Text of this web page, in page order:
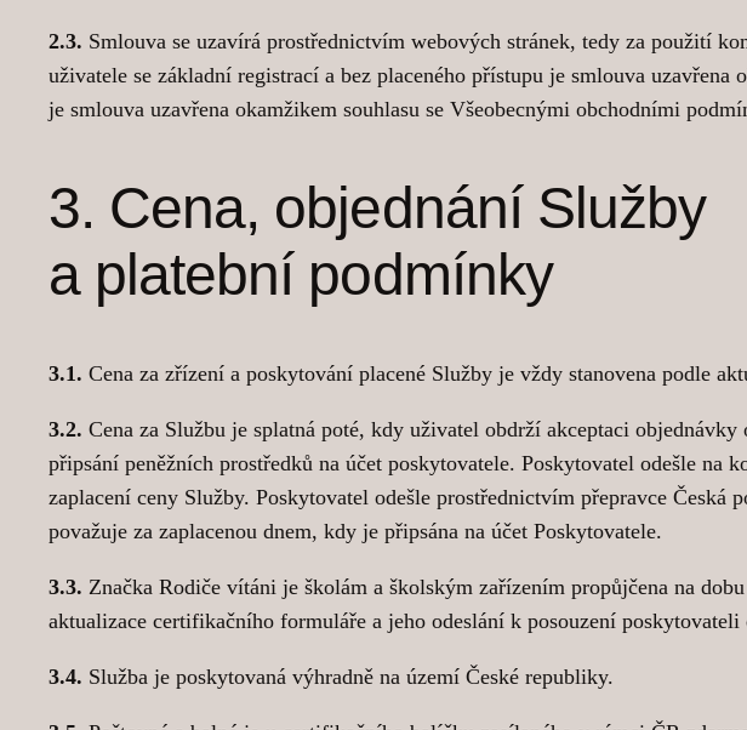
2.3. Smlouva se uzavírá prostřednictvím webových stránek, tedy za použití
uživatele se základní registrací a bez placeného přístupu je smlouva
je smlouva uzavřena okamžikem souhlasu se Všeobecnými obchodními
3. Cena, objednání Služby
a platební podmínky
3.1. Cena za zřízení a poskytování placené Služby je vždy stanovena podle
3.2. Cena za Službu je splatná poté, kdy uživatel obdrží akceptaci
připsání peněžních prostředků na účet poskytovatele. Poskytovatel odešle
zaplacení ceny Služby. Poskytovatel odešle prostřednictvím přepravce
považuje za zaplacenou dnem, kdy je připsána na účet Poskytovatele.
3.3. Značka Rodiče vítáni je školám a školským zařízením propůjčena na
aktualizace certifikačního formuláře a jeho odeslání k posouzení poskytovateli
3.4. Služba je poskytovaná výhradně na území České republiky.